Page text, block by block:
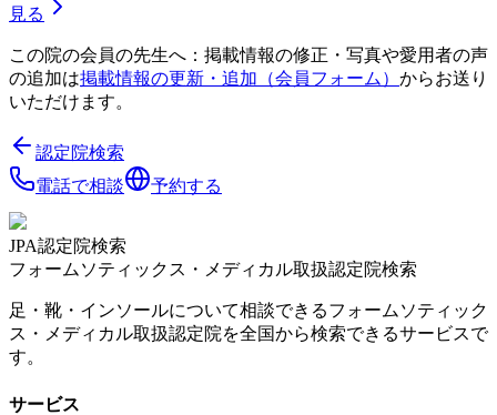
見る
この院の会員の先生へ：掲載情報の修正・写真や愛用者の声
の追加は掲載情報の更新・追加（会員フォーム） からお送り
いただけます。
認定院検索
電話で相談
予約する
JPA認定院検索
フォームソティックス・メディカル取扱認定院検索
足・靴・インソールについて相談できるフォームソティック
ス・メディカル取扱認定院を全国から検索できるサービスで
す。
サービス